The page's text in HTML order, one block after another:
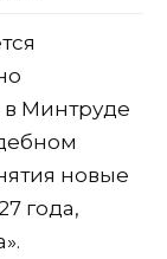
в Минтруде
новые
года,